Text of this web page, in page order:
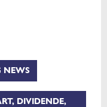
NEWS
DIVIDENDE,